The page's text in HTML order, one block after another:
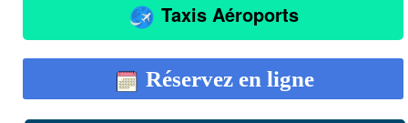
Taxis Aéroports
Réservez en ligne